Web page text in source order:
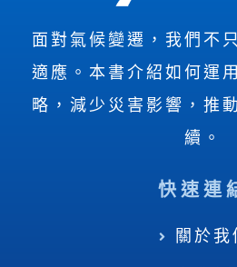
面對氣候變遷，我們不
適應。本書介紹如何運
略，減少災害影響，推
續。
快速連
關於我